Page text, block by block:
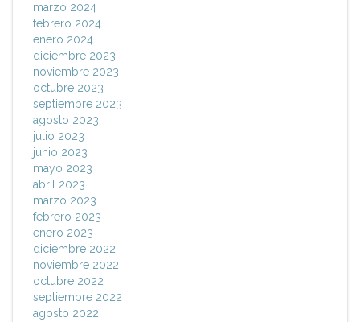
marzo 2024
febrero 2024
enero 2024
diciembre 2023
noviembre 2023
octubre 2023
septiembre 2023
agosto 2023
julio 2023
junio 2023
mayo 2023
abril 2023
marzo 2023
febrero 2023
enero 2023
diciembre 2022
noviembre 2022
octubre 2022
septiembre 2022
agosto 2022